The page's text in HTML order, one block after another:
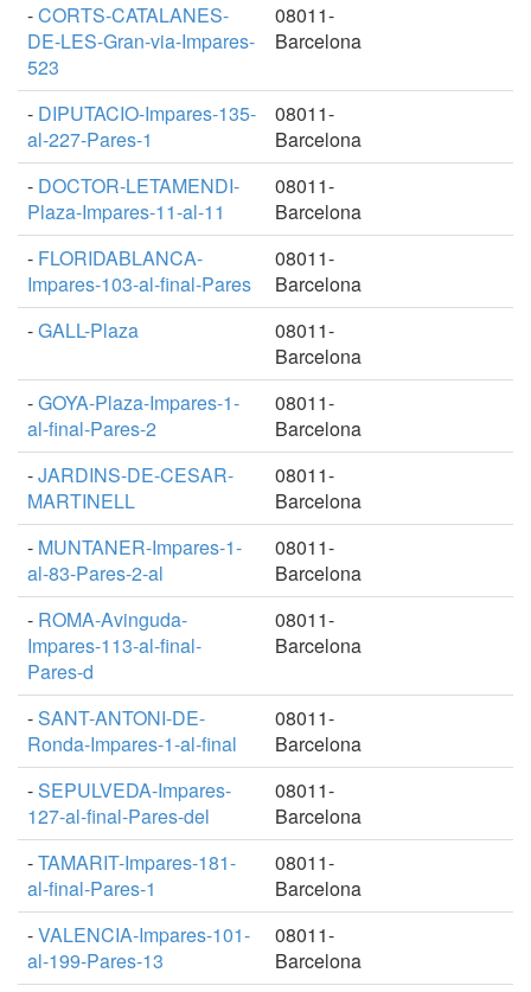
-CORTS-CATALANES-
DE-LES-Gran-via-Impares-
523
08011-
Barcelona
- DIPUTACIO-Impares-135-
al-227-Pares-1
08011-
Barcelona
- DOCTOR-LETAMENDI-
Plaza-Impares-11-al-11
08011-
Barcelona
- FLORIDABLANCA-
Impares-103-al-final-Pares
08011-
Barcelona
-GALL-Plaza
08011-
Barcelona
-GOYA-Plaza-Impares-1-
al-final-Pares-2
08011-
Barcelona
-JARDINS-DE-CESAR-
MARTINELL
08011-
Barcelona
- MUNTANER-Impares-1-
al-83-Pares-2-al
08011-
Barcelona
- ROMA-Avinguda-
Impares-113-al-final-
Pares-d
08011-
Barcelona
-SANT-ANTONI-DE-
Ronda-Impares-1-al-final
08011-
Barcelona
-SEPULVEDA-Impares-
127-al-final-Pares-del
08011-
Barcelona
-TAMARIT-Impares-181-
al-final-Pares-1
08011-
Barcelona
-VALENCIA-Impares-101-
al-199-Pares-13
08011-
Barcelona